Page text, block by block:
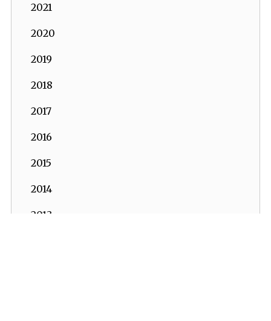
2021
2020
2019
2018
2017
2016
2015
2014
2013